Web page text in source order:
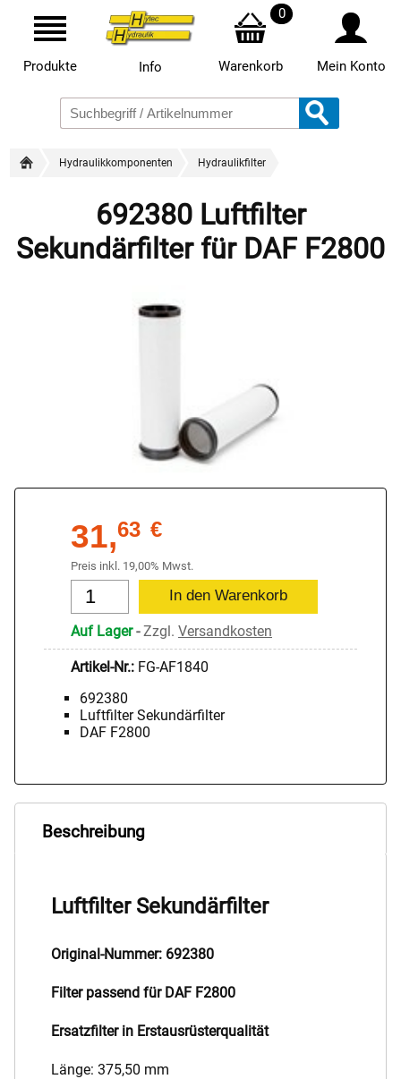
Produkte Info
0
Warenkorb Mein Konto
Hydraulikkomponenten Hydraulikfilter
692380 Luftfilter
Sekundärfilter für DAF F2800
31,63 €
Preis inkl. 19,00% Mwst.
Auf Lager-Zzgl. Versandkosten
Artikel-Nr.: FG-AF1840
692380
Luftfilter Sekundärfilter
DAF F2800
Beschreibung
Luftfilter Sekundärfilter
Original-Nummer: 692380
Filter passend für DAF F2800
Ersatzfilter in Erstausrüsterqualität
Länge: 375,50 mm